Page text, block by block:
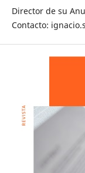
Director de su
Contacto: